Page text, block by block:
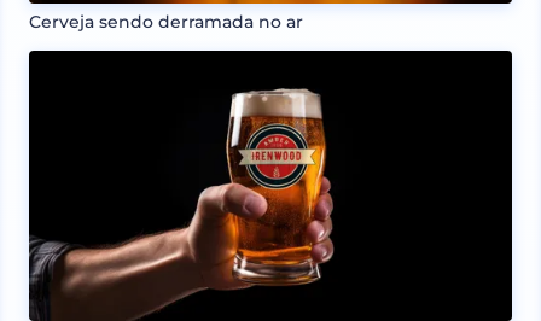
Cerveja sendo derramada no ar